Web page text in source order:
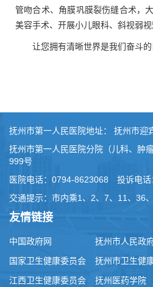
管吻合术、角膜巩膜裂伤缝合术，
美容手术、开展小儿眼科、斜视弱视
让您拥有清晰世界是我们奋斗的
抚州市第一人民医院地址： 抚州市迎
抚州市第一人民医院分院（儿科、肿
999号
医院电话：0794-8623068 投诉电
交通提示：市内乘1、2、7、11、36
友情链接
中国政府网
国家卫生健康委员会
江西卫生健康委员会
抚州市人民政
抚州市卫生健
抚州医药学院